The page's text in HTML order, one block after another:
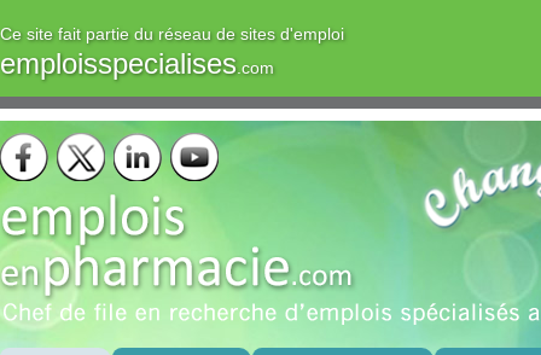
Ce site fait partie du réseau de sites d'emploi
emploisspecialises.com